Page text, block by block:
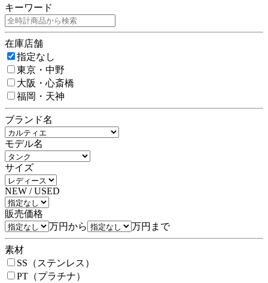
キーワード
在庫店舗
指定なし
東京・中野
大阪・心斎橋
福岡・天神
ブランド名
モデル名
サイズ
NEW / USED
販売価格
万円から
万円まで
素材
SS（ステンレス）
PT（プラチナ）